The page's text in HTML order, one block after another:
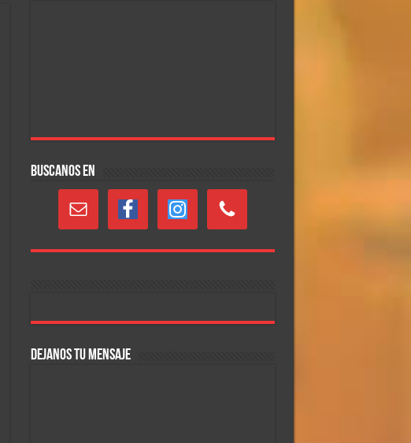
BUSCANOS EN
DEJANOS TU MENSAJE